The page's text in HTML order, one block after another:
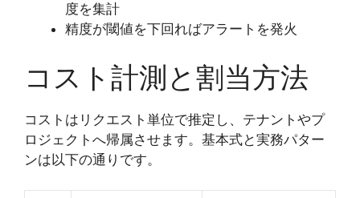
度を集計
精度が閾値を下回ればアラートを発火
コスト計測と割当方法
コストはリクエスト単位で推定し、テナントやプ
ロジェクトへ帰属させます。基本式と実務パター
ンは以下の通りです。